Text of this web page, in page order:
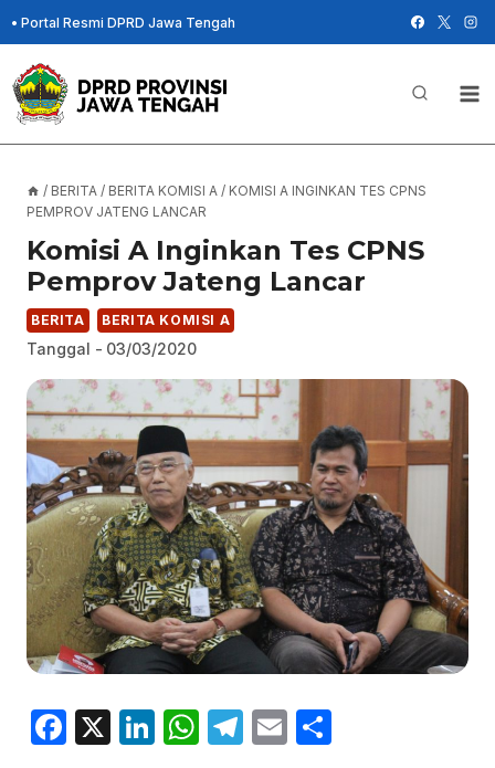
Skip
to
content
• Portal Resmi DPRD Jawa Tengah
/ BERITA / BERITA KOMISI A / KOMISI A INGINKAN TES CPNS
PEMPROV JATENG LANCAR
Komisi A Inginkan Tes CPNS
Pemprov Jateng Lancar
BERITA BERITA KOMISI A
Tanggal - 03/03/2020
F
X
Li W T
E